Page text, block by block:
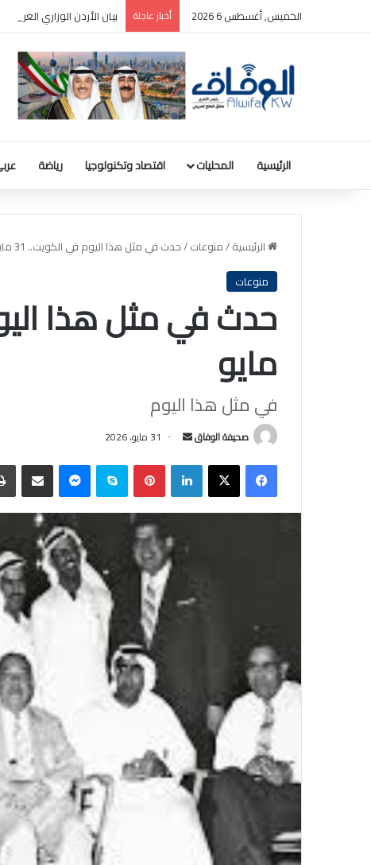
الخميس, أغسطس 6 2026 أخبار عاجلة بيان الأردن الوزاري
الرئيسية المحليات اقتصاد وتكنولوجيا رياضة
الرئيسية/منوعات/حدث في مثل هذا اليوم في الكويت.. 31 مايو
منوعات
مايو
في مثل هذا اليوم
صحيفة الوفاق
أرسل
إلكترونيا
31 مايو، 2026
فيسبوك‫X لينكدإن بينتيريستسكايب ماسنجر مشاركة عبر البريد